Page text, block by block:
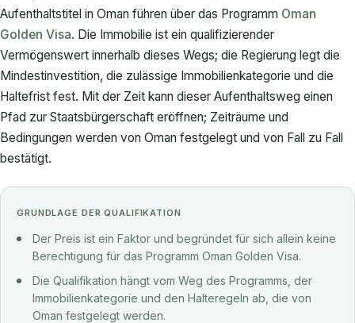
Aufenthaltstitel in Oman führen über das Programm Oman
Golden Visa. Die Immobilie ist ein qualifizierender
Vermögenswert innerhalb dieses Wegs; die Regierung legt die
Mindestinvestition, die zulässige Immobilienkategorie und die
Haltefrist fest. Mit der Zeit kann dieser Aufenthaltsweg einen
Pfad zur Staatsbürgerschaft eröffnen; Zeiträume und
Bedingungen werden von Oman festgelegt und von Fall zu Fall
bestätigt.
GRUNDLAGE DER QUALIFIKATION
Der Preis ist ein Faktor und begründet für sich allein keine
Berechtigung für das Programm Oman Golden Visa.
Die Qualifikation hängt vom Weg des Programms, der
Immobilienkategorie und den Halteregeln ab, die von
Oman festgelegt werden.